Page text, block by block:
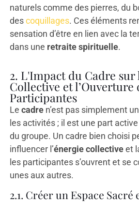
naturels comme des pierres, du
descoquillages. Ces éléments
sensation d’être en lien avec la
dans une retraite spirituelle.
2. L'Impact du Cadre sur
Collective et l’Ouverture
Participantes
Le cadre n’est pas simplement
les activités ; il est une part active
du groupe. Un cadre bien choisi
influencer l’énergie collectiveet
les participantes s’ouvrent et se
unes aux autres.
2.1. Créer un Espace